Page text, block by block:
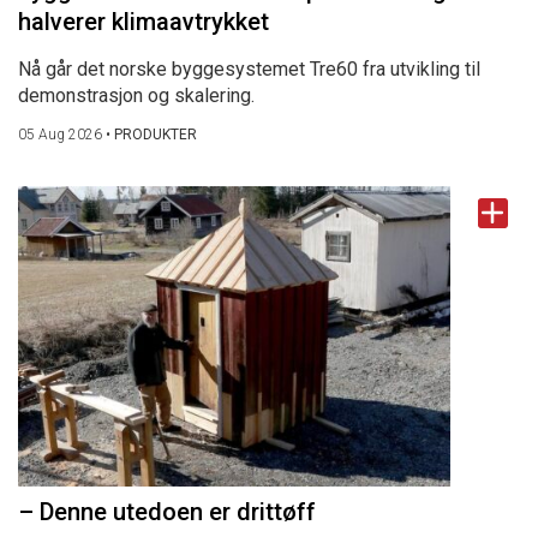
halverer klimaavtrykket
Nå går det norske byggesystemet Tre60 fra utvikling til
demonstrasjon og skalering.
05 Aug 2026 • PRODUKTER
– Denne utedoen er drittøff